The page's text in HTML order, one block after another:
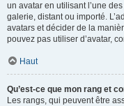
un avatar en utilisant l’une
galerie, distant ou importé.
avatars et décider de la
pouvez pas utiliser d’avatar,
Haut
Qu’est-ce que mon rang et
Les rangs, qui peuvent être